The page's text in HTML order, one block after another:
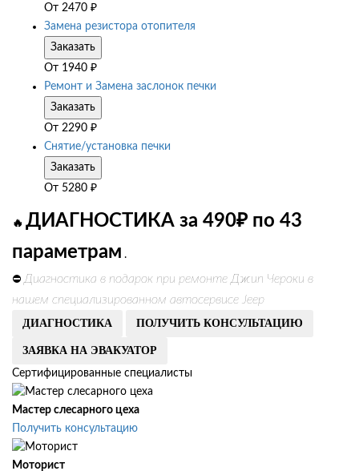
От 2470 ₽
Замена резистора отопителя
Заказать
От 1940 ₽
Ремонт и Замена заслонок печки
Заказать
От 2290 ₽
Снятие/установка печки
Заказать
От 5280 ₽
🔥 ДИАГНОСТИКА за 490₽ по 43
параметрам .
⛔ Диагностика в подарок при ремонте Джип Чероки в
нашем специализированном автосервисе Jeep
ДИАГНОСТИКА ПОЛУЧИТЬ КОНСУЛЬТАЦИЮ
ЗАЯВКА НА ЭВАКУАТОР
Сертифицированные специалисты
Мастер слесарного цеха
Получить консультацию
Моторист